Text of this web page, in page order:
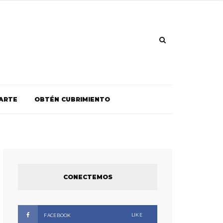
OBTÉN CUBRIMIENTO
CONECTEMOS
FACEBOOK LIKE